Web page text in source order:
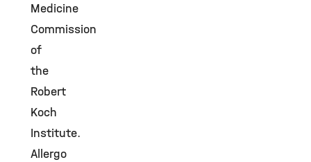
Medicine
Commission
of
the
Robert
Koch
Institute.
Allergo